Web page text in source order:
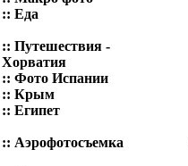
:: Еда
:: Путешествия -
Хорватия
:: Фото Испании
:: Крым
:: Египет
:: Аэрофотосъемка